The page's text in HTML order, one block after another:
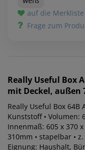
auf die
Frage zum
Really Useful Box
mit Deckel, außen
Really Useful Box
Kunststoff • Volumen:
Innenmaß: 605 x 370
310mm • stapelbar •
Eignung: Haushalt,